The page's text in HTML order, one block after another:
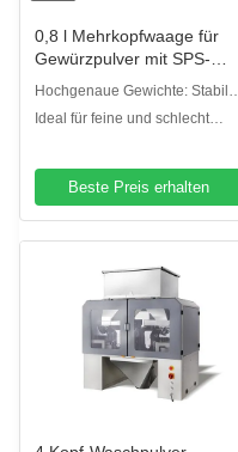
0,8 l Mehrkopfwaage für
Gewürzpulver mit SPS-
Steuerung
Hochgenaue Gewichte: Stabile
und präzise Dosierung von
Ideal für feine und schlecht
Vorschub, weniger
Brückenbildung
Beste Preis erhalten